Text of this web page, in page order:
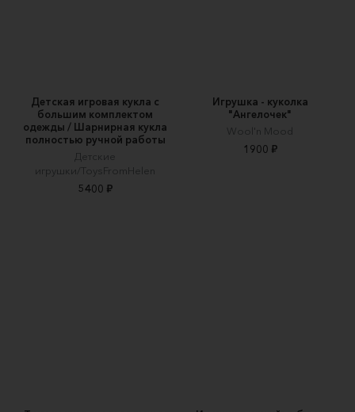
Детская игровая кукла с
большим комплектом
одежды / Шарнирная кукла
полностью ручной работы
Детские
игрушки/ToysFromHelen
5400 ₽
Игрушка - куколка
"Ангелочек"
Wool'n Mood
1900 ₽